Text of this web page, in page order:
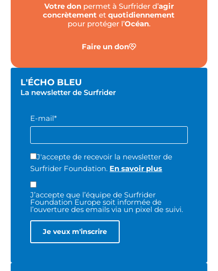
Votre donpermet à Surfrider d’agir
concrètement etquotidiennement
pour protéger l’Océan.
Faire un don
L'ÉCHO BLEU
La newsletter de Surfrider
E-mail*
J'accepte de recevoir la newsletter de
Surfrider Foundation. En savoir plus
J’accepte que l’équipe de Surfrider
Foundation Europe soit informée de
l’ouverture des emails via un pixel de suivi.